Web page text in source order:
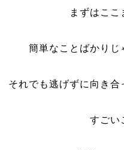
まずはここ
簡単なことばかりじ
それでも逃げずに向き
すごい